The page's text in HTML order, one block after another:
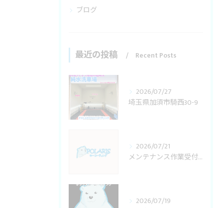
ブログ
最近の投稿 Recent Posts
2026/07/27
埼玉県加須市騎西30-9
2026/07/21
メンテナンス作業受付変更
2026/07/19